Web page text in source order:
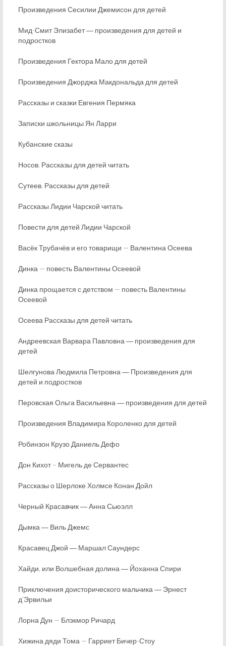
Произведения Сесилии Джемисон для детей
Мид-Смит Элизабет ― произведения для детей и
подростков
Произведения Гектора Мало для детей
Произведения Джорджа Макдональда для детей
Рассказы и сказки Евгения Пермяка
Записки школьницы Ян Ларри
Кубанские сказы
Носов. Рассказы для детей читать
Сутеев. Рассказы для детей
Рассказы Лидии Чарской читать
Повести для детей Лидии Чарской
Васёк Трубачёв и его товарищи — Валентина Осеева
Динка — повесть Валентины Осеевой
Динка прощается с детством — повесть Валентины
Осеевой
Осеева Рассказы для детей читать
Андреевская Варвара Павловна ― произведения для
детей
Шелгунова Людмила Петровна ― Произведения для
детей и подростков
Перовская Ольга Васильевна ― произведения для детей
Произведения Владимира Короленко для детей
Робинзон Крузо Даниель Дефо
Дон Кихот – Мигель де Сервантес
Рассказы о Шерлоке Холмсе Конан Дойл
Черный Красавчик ― Анна Сьюэлл
Дымка ― Виль Джемс
Красавец Джой ― Маршал Саундерс
Хайди, или Волшебная долина ― Йоханна Спири
Приключения доисторического мальчика ― Эрнест
д’Эрвильи
Лорна Дун — Блэкмор Ричард
Хижина дяди Тома — Гарриет Бичер-Стоу